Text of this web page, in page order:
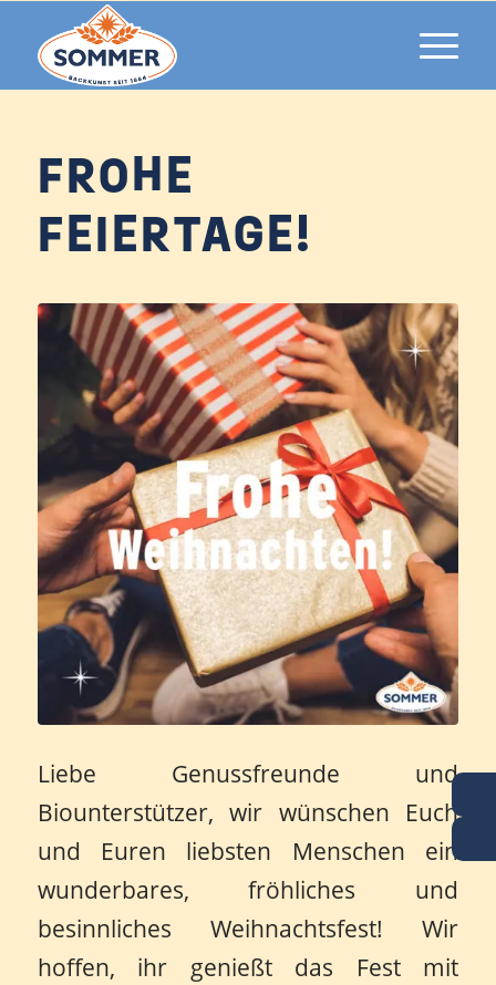
FROHE
FEIERTAGE!
Liebe Genussfreunde und
Biounterstützer, wir wünschen Euch
und Euren liebsten Menschen ein
wunderbares, fröhliches und
besinnliches Weihnachtsfest! Wir
hoffen, ihr genießt das Fest mit